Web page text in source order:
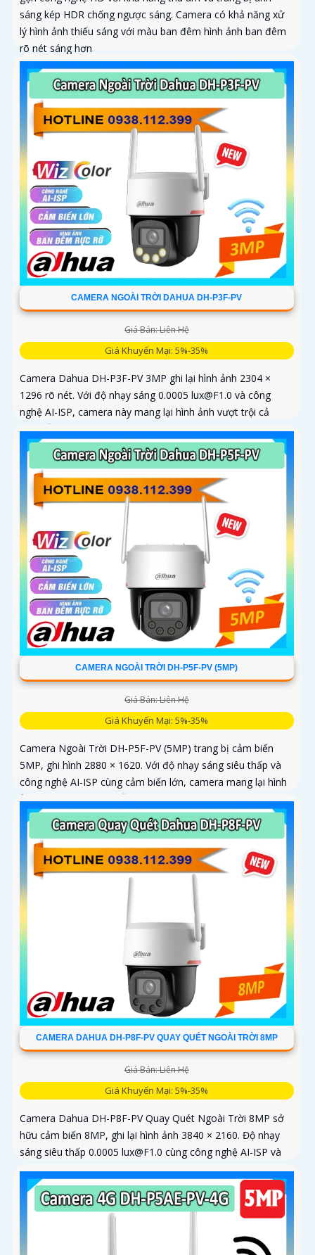
sáng kép HDR chống ngược sáng. Camera có khả năng xử
lý hình ảnh thiếu sáng với màu ban đêm hình ảnh ban đêm
rõ nét sáng hơn
CAMERA NGOÀI TRỜI DAHUA DH-P3F-PV
Giá Bán: Liên Hệ
Giá Khuyến Mại: 5%-35%
Camera Dahua DH-P3F-PV 3MP ghi lại hình ảnh 2304 ×
1296 rõ nét. Với độ nhạy sáng 0.0005 lux@F1.0 và công
nghệ AI-ISP, camera này mang lại hình ảnh vượt trội cả
ngày lẫn đêm
CAMERA NGOÀI TRỜI DH-P5F-PV (5MP)
Giá Bán: Liên Hệ
Giá Khuyến Mại: 5%-35%
Camera Ngoài Trời DH-P5F-PV (5MP) trang bị cảm biến
5MP, ghi hình 2880 × 1620. Với độ nhạy sáng siêu thấp và
công nghệ AI-ISP cùng cảm biến lớn, camera mang lại hình
ảnh vượt trội cả ngày lẫn đêm
CAMERA DAHUA DH-P8F-PV QUAY QUÉT NGOÀI TRỜI 8MP
Giá Bán: Liên Hệ
Giá Khuyến Mại: 5%-35%
Camera Dahua DH-P8F-PV Quay Quét Ngoài Trời 8MP sở
hữu cảm biến 8MP, ghi lại hình ảnh 3840 × 2160. Độ nhạy
sáng siêu thấp 0.0005 lux@F1.0 cùng công nghệ AI-ISP và
cảm biến lớn...